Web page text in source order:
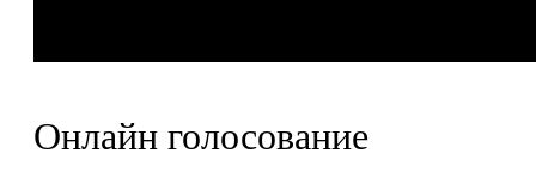
Онлайн голосование